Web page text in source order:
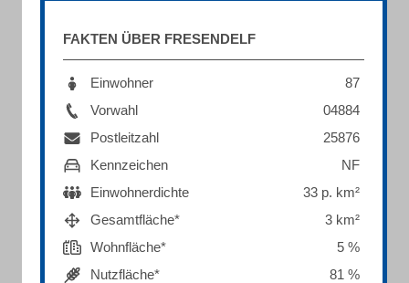
FAKTEN ÜBER FRESENDELF
Einwohner
87
Vorwahl
04884
Postleitzahl
25876
Kennzeichen
NF
Einwohnerdichte
33 p. km²
Gesamtfläche*
3 km²
Wohnfläche*
5 %
Nutzfläche*
81 %